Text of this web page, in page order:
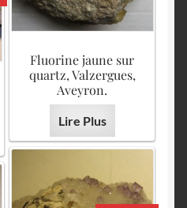
Fluorine jaune sur
quartz, Valzergues,
Aveyron.
Lire Plus